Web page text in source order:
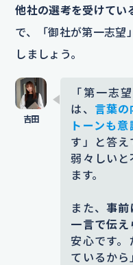
他社の選考を受けてい
で、「御社が第一志望
しましょう。
「第一志
は、 言葉の
トーンも意
す」と答え
弱々しいと
ます。
また、 事前
一言で伝え
安心です。
ているから